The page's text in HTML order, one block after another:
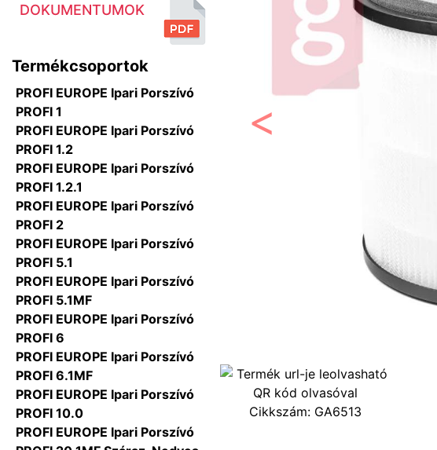
DOKUMENTUMOK
Termékcsoportok
PROFI EUROPE Ipari Porszívó
PROFI 1
PROFI EUROPE Ipari Porszívó
PROFI 1.2
PROFI EUROPE Ipari Porszívó
PROFI 1.2.1
PROFI EUROPE Ipari Porszívó
PROFI 2
PROFI EUROPE Ipari Porszívó
PROFI 5.1
PROFI EUROPE Ipari Porszívó
PROFI 5.1MF
PROFI EUROPE Ipari Porszívó
PROFI 6
PROFI EUROPE Ipari Porszívó
PROFI 6.1MF
PROFI EUROPE Ipari Porszívó
PROFI 10.0
PROFI EUROPE Ipari Porszívó
Előző
Cikkszám: GA6513